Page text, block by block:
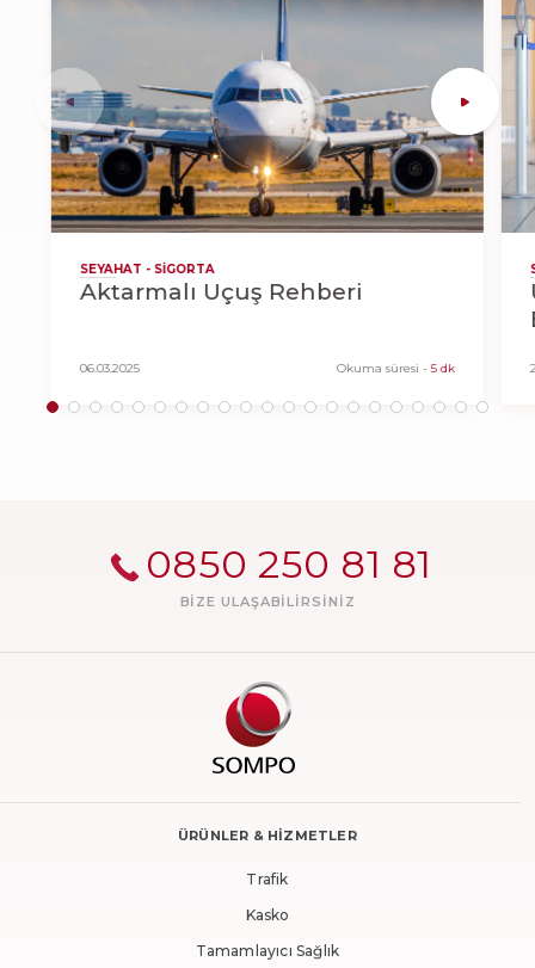
SEYAHAT - SIGORTA
Aktarmalı Uçuş Rehberi
06.03.2025 Okuma süresi -5 dk
0850 250 81 81
BIZE ULAŞABILIRSINIZ
ÜRÜNLER & HİZMETLER
Trafik
Kasko
Tamamlayıcı Sağlık